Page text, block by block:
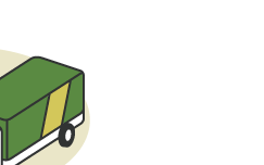
元年6月12日(水)
31年3月13日(水)